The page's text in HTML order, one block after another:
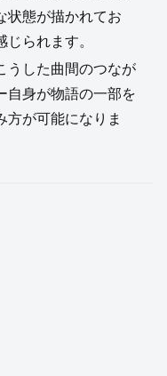
状態が描かれてお
られます。
うした曲間のつなが
自身が物語の一部を
方が可能になりま